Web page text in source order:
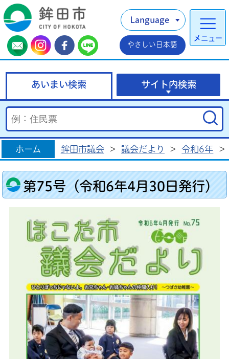
メニュー
Language
やさしい日本語
あいまい検索 サイト内検索
ホーム 鉾田市議会 > 議会だより > 令和6年 >
第75号（令和6年4月30日発行）